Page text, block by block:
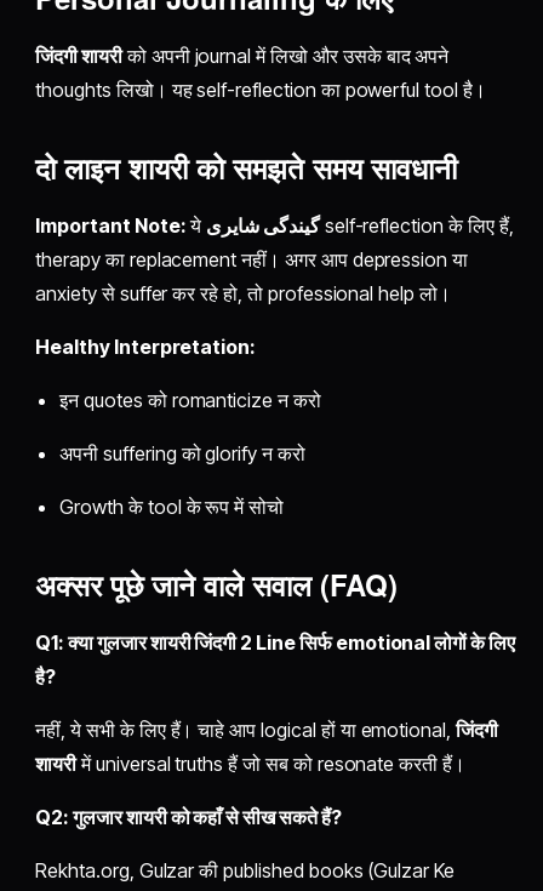
जिंदगी शायरीको अपनी journal में लिखो और उसके बाद अपने
thoughts लिखो। यह self-reflection का powerful tool है।
दो लाइन शायरीको समझते समय सावधानी
Important Note:ये گیندگی شایریself-reflection के लिए हैं,
therapy का replacement नहीं। अगर आप depression या
anxiety से suffer कर रहे हो, तो professional help लो।
Healthy Interpretation:
इन quotes को romanticize न करो
अपनी suffering को glorify न करो
Growth के tool के रूप में सोचो
अक्सर पूछे जाने वाले सवाल (FAQ)
Q1: क्या गुलजार शायरी जिंदगी 2 Line सिर्फ emotional लोगों के लिए
है?
नहीं, ये सभी के लिए हैं। चाहे आप logical हों या emotional,जिंदगी
शायरीमें universal truths हैं जो सब को resonate करती हैं।
Q2: गुलजार शायरी को कहाँ से सीख सकते हैं?
Rekhta.org, Gulzar की published books (Gulzar Ke